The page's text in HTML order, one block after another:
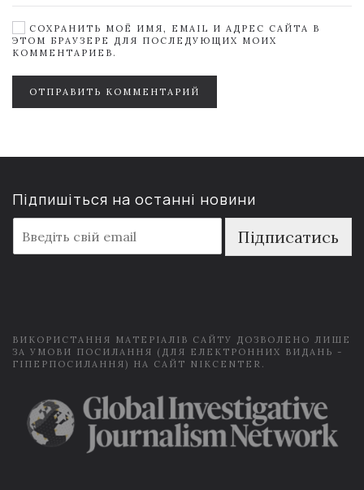
СОХРАНИТЬ МОЁ ИМЯ, EMAIL И АДРЕС САЙТА В
ЭТОМ БРАУЗЕРЕ ДЛЯ ПОСЛЕДУЮЩИХ МОИХ
КОММЕНТАРИЕВ.
ОТПРАВИТЬ КОММЕНТАРИЙ
Підпишіться на останні новини
m
a
Підписатись
ВИКОРИСТАННЯ МАТЕРІАЛІВ САЙТУ ДОЗВОЛЕНО ЛИШЕ
ЗА УМОВИ ПОСИЛАННЯ (ДЛЯ ЕЛЕКТРОННИХ ВИДАНЬ -
ГІПЕРПОСИЛАННЯ) НА САЙТ NIKCENTER.